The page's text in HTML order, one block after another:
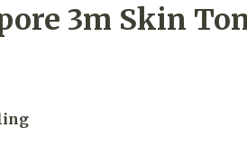
Rol 24 15330
3m Skin